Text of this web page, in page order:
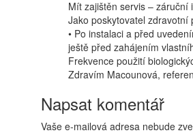
Mít zajištěn servis –
Jako poskytovatel
• Po instalaci a před
ještě před zahájením
Frekvence použití
Zdravím Macounová,
Napsat komentář
Vaše e-mailová adresa nebude